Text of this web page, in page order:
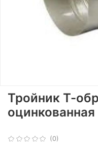
(0)
Тройник Т-
оцинкованная